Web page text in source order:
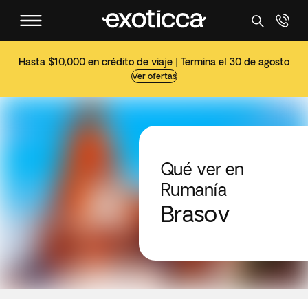
Hasta $10,000 en crédito de viaje | Termina el 30 de agosto
Ver ofertas
Qué ver en
Rumanía
Brasov